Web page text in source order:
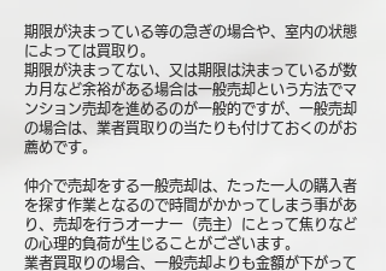
期限が決まっている等の急ぎの場合や、室内の状態
によっては買取り。
期限が決まってない、又は期限は決まっているが数
カ月など余裕がある場合は一般売却という方法でマ
ンション売却を進めるのが一般的ですが、一般売却
の場合は、業者買取りの当たりも付けておくのがお
薦めです。
仲介で売却をする一般売却は、たった一人の購入者
を探す作業となるので時間がかかってしまう事があ
り、売却を行うオーナー（売主）にとって焦りなど
の心理的負荷が生じることがございます。
業者買取りの場合、一般売却よりも金額が下がって